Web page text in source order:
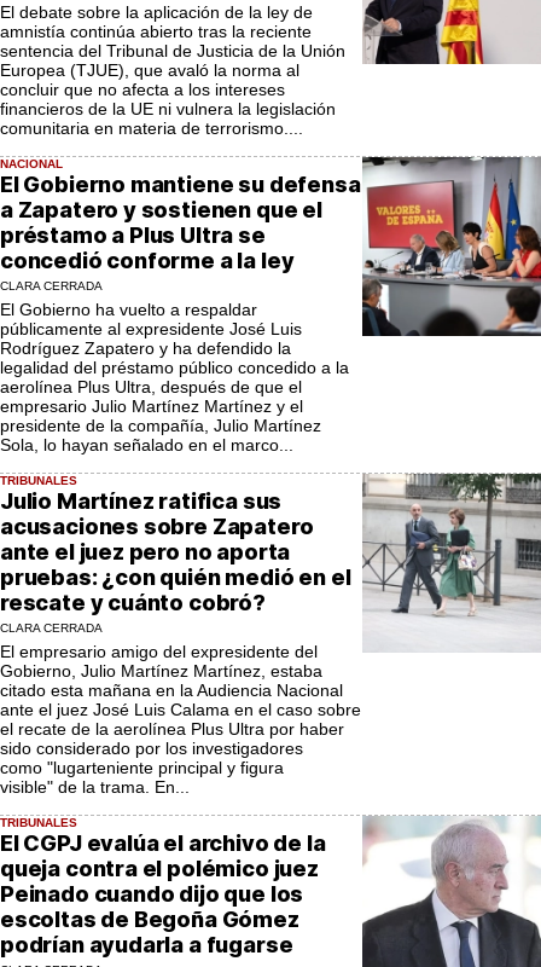
El debate sobre la aplicación de la ley de
amnistía continúa abierto tras la reciente
sentencia del Tribunal de Justicia de la Unión
Europea (TJUE), que avaló la norma al
concluir que no afecta a los intereses
financieros de la UE ni vulnera la legislación
comunitaria en materia de terrorismo....
NACIONAL
El Gobierno mantiene su defensa
a Zapatero y sostienen que el
préstamo a Plus Ultra se
concedió conforme a la ley
CLARA CERRADA
El Gobierno ha vuelto a respaldar
públicamente al expresidente José Luis
Rodríguez Zapatero y ha defendido la
legalidad del préstamo público concedido a la
aerolínea Plus Ultra, después de que el
empresario Julio Martínez Martínez y el
presidente de la compañía, Julio Martínez
Sola, lo hayan señalado en el marco...
TRIBUNALES
Julio Martínez ratifica sus
acusaciones sobre Zapatero
ante el juez pero no aporta
pruebas: ¿con quién medió en el
rescate y cuánto cobró?
CLARA CERRADA
El empresario amigo del expresidente del
Gobierno, Julio Martínez Martínez, estaba
citado esta mañana en la Audiencia Nacional
ante el juez José Luis Calama en el caso sobre
el recate de la aerolínea Plus Ultra por haber
sido considerado por los investigadores
como "lugarteniente principal y figura
visible" de la trama. En...
TRIBUNALES
El CGPJ evalúa el archivo de la
queja contra el polémico juez
Peinado cuando dijo que los
escoltas de Begoña Gómez
podrían ayudarla a fugarse